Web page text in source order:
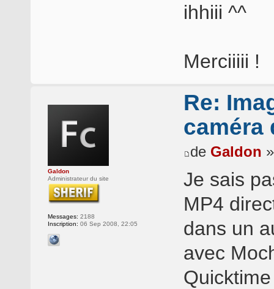
ihhiii ^^
Merciiiii !
Galdon
Administrateur du site
Messages: 2188
Inscription: 06 Sep 2008, 22:05
Re:
caméra
de Galdon
Je sais
MP4
dans un
avec